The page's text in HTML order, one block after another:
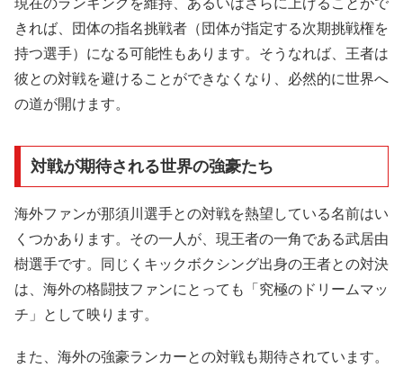
きれば、団体の指名挑戦者（団体が指定する次期挑戦権を
持つ選手）になる可能性もあります。そうなれば、王者は
彼との対戦を避けることができなくなり、必然的に世界へ
の道が開けます。
対戦が期待される世界の強豪たち
海外ファンが那須川選手との対戦を熱望している名前はい
くつかあります。その一人が、現王者の一角である武居由
樹選手です。同じくキックボクシング出身の王者との対決
は、海外の格闘技ファンにとっても「究極のドリームマッ
チ」として映ります。
また、海外の強豪ランカーとの対戦も期待されています。